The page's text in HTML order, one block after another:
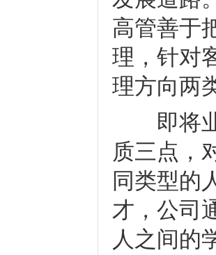
高管善于
理，针对
理方向两
即将业
质三点，
同类型的
才，公司
人之间的